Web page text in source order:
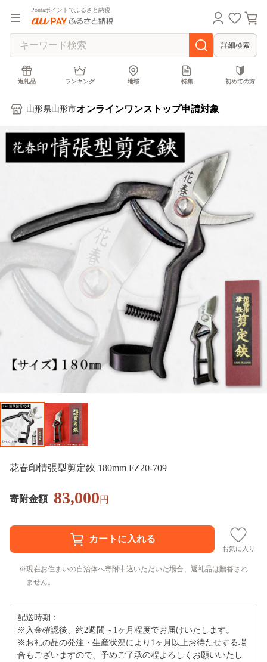
Pontaポイントでふるさと納税
詳細検索
返礼品 ランキング 地域 特集 初めての方
山形県山形市オンラインワンストップ申請対象
花春印情張型剪定鋏 180mm FZ20-709
寄附金額 83,000円
お気に入り
現在お住まいの自治体へ寄附申込いただいた場合、返礼品は贈答され
ません。
配送時期：
※入金確認後、約2週間～1ヶ月程度でお届けいたします。
※お礼の品の発注・生産状況により1ヶ月以上お待たせする場
合もございますので、予めご了承の程よろしくお願いいたし